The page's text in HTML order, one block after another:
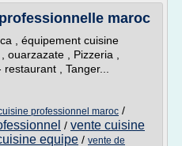
maroc
, équipement cuisine
, Pizzeria ,
, Tanger...
professionnel maroc /
/ vente cuisine
equipe / vente de